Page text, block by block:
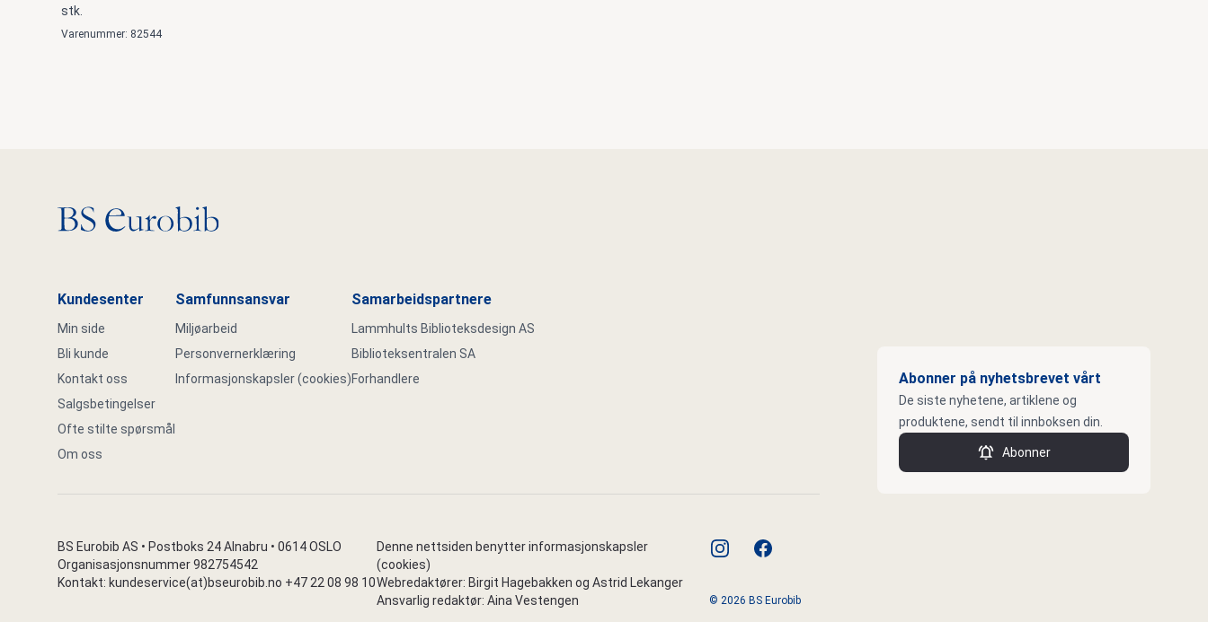
stk.
Varenummer: 82544
Gå til hovedsiden
Kundesenter
Min side
Bli kunde
Kontakt oss
Salgsbetingelser
Ofte stilte spørsmål
Om oss
Samfunnsansvar
Miljøarbeid
Personvernerklæring
Informasjonskapsler (cookies)
Samarbeidspartnere
Lammhults Biblioteksdesign AS
Biblioteksentralen SA
Forhandlere
Abonner på nyhetsbrevet vårt
De siste nyhetene, artiklene og
produktene, sendt til innboksen din.
Abonner
BS Eurobib AS • Postboks 24 Alnabru • 0614 OSLO
Organisasjonsnummer 982754542
Kontakt: kundeservice(at)bseurobib.no +47 22 08 98 10
Denne nettsiden benytter informasjonskapsler
(cookies)
Webredaktører: Birgit Hagebakken og Astrid Lekanger
Ansvarlig redaktør: Aina Vestengen
instagramfacebook
© 2026 BS Eurobib